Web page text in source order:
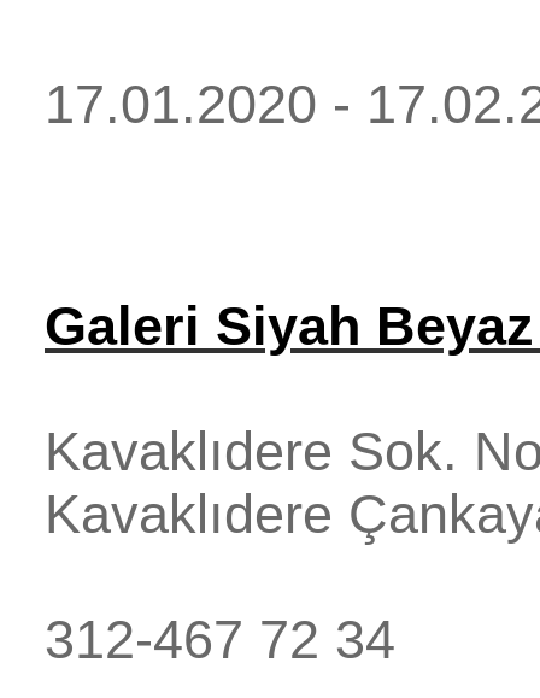
17.01.2020 -
Galeri Siyah
Kavaklıdere Sok.
Kavaklıdere
312-467 72 34